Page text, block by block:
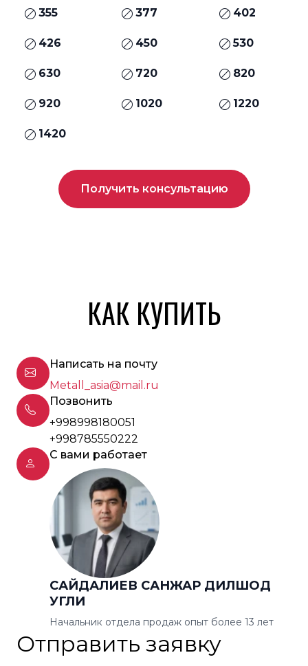
355 377 402
426 450 530
630 720 820
920 1020 1220
1420
Получить консультацию
КАК КУПИТЬ
Написать на почту
Metall_asia@mail.ru
Позвонить
+998998180051
+998785550222
С вами работает
САЙДАЛИЕВ САНЖАР ДИЛШОД
УГЛИ
Начальник отдела продаж опыт более 13 лет
Отправить заявку